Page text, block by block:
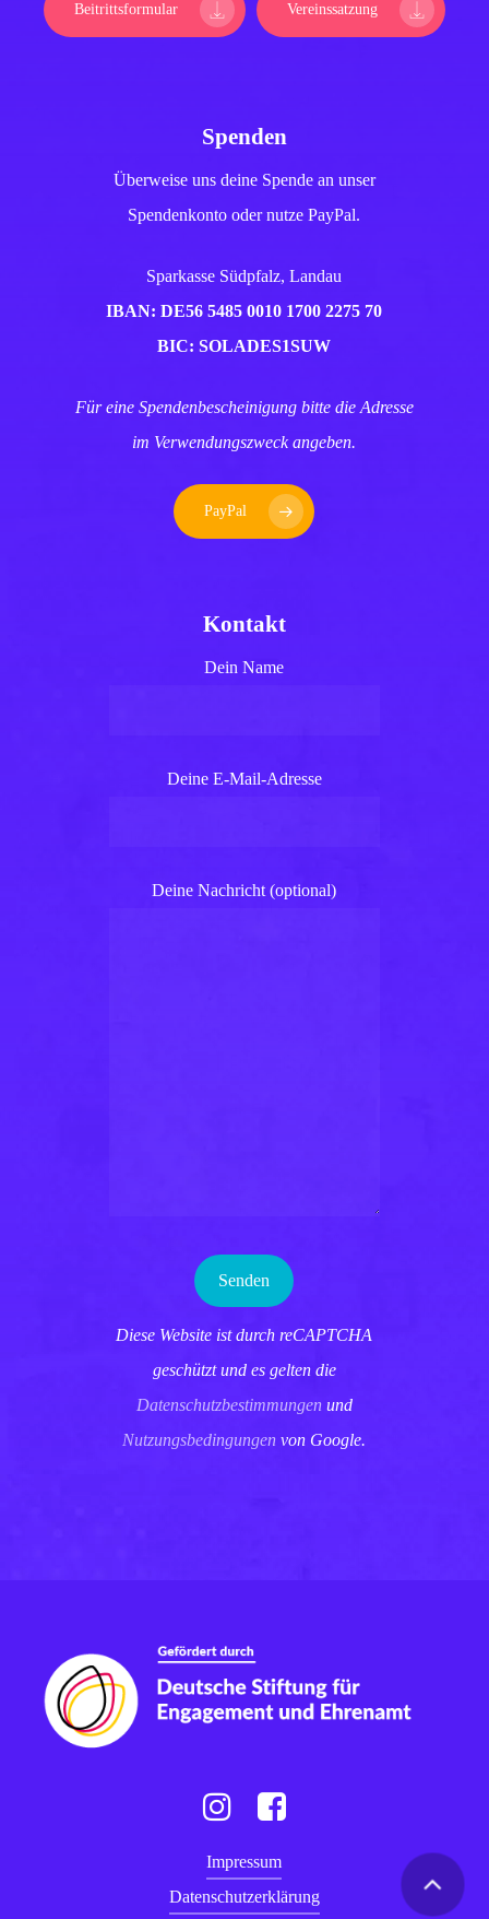
Beitrittsformular Vereinssatzung
Spenden
Überweise uns deine Spende an unser
Spendenkonto oder nutze PayPal.
Sparkasse Südpfalz, Landau
IBAN: DE56 5485 0010 1700 2275 70
BIC: SOLADES1SUW
Für eine Spendenbescheinigung bitte die Adresse
im Verwendungszweck angeben.
PayPal
Kontakt
Dein Name
Deine E-Mail-Adresse
Deine Nachricht (optional)
Diese Website ist durch reCAPTCHA
geschützt und es gelten die
Datenschutzbestimmungenund
Nutzungsbedingungen von Google.
InstagramFacebook
Impressum
Datenschutzerklärung